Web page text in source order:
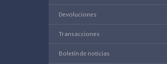
Devoluciones
Transacciones
Boletín de noticias